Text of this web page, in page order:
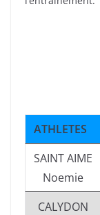
ATHLETES
SAINT AIME
Noemie
CALYDON